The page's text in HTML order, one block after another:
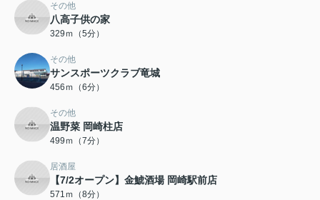
その他
八高子供の家
329ｍ（5分）
その他
サンスポーツクラブ竜城
456ｍ（6分）
その他
温野菜 岡崎柱店
499ｍ（7分）
居酒屋
【7/2オープン】金鯱酒場 岡崎駅前店
571ｍ（8分）